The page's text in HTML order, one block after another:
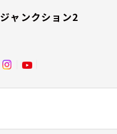
ャンクション2